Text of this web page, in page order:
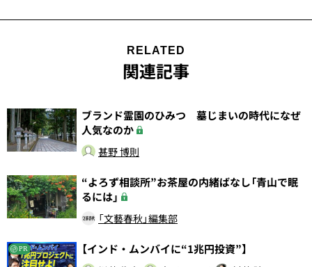
RELATED
関連記事
ブランド霊園のひみつ 墓じまいの時代になぜ
人気なのか
甚野 博則
“よろず相談所”お茶屋の内緒ばなし「青山で眠
るには」
「文藝春秋」編集部
PR 【インド・ムンバイに“1兆円投資”】